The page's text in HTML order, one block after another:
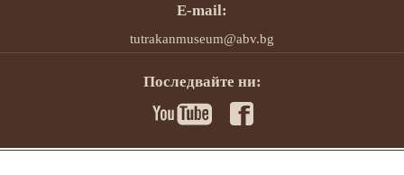
E-mail:
tutrakanmuseum@abv.bg
Последвайте ни: